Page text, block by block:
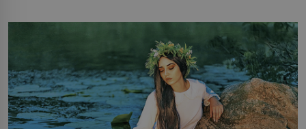
milostpaní. Stačí jenom na sukni,“ zhodnotí švadlena
množství růžového mušelínu. „Ošidili vás, podívejte.“
Vezme do ruky dřevěnou